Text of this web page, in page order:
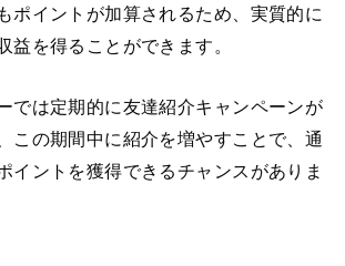
ポイントが加算されるため、実質的に
益を得ることができます。
では定期的に友達紹介キャンペーンが
この期間中に紹介を増やすことで、通
イントを獲得できるチャンスがありま